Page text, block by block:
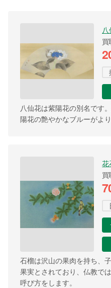
買
八仙花は紫陽花の別名です
陽花の艶やかなブルーがよ
花
買
石榴は沢山の果肉を持ち、
果実とされており、仏教で
呼び方をします。